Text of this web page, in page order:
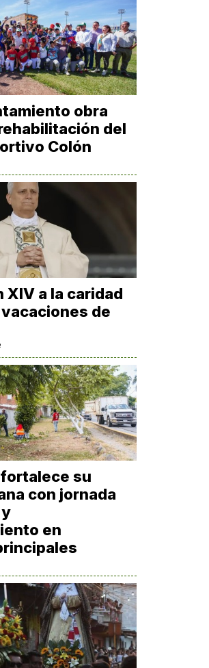
obra
del
Colón
XIV a la caridad
de
su
con jornada
en